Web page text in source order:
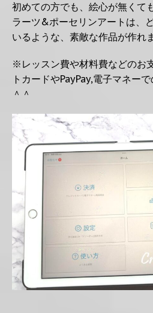
初めての方でも、絵心が無くて
ラーツ&ポーセリンアートは、
いるような、素敵な作品が作れ
※レッスン費や材料費などのお
トカードやPayPay,電子マネー
＾＾